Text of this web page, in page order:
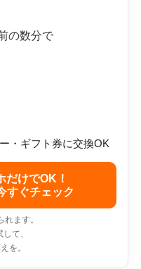
の数分で
・ギフト券に交換OK
けでOK！
すぐチェック
ます。
して、
を。